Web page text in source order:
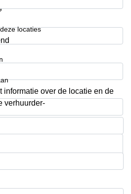
locaties
informatie over de locatie en de
verhuurder-